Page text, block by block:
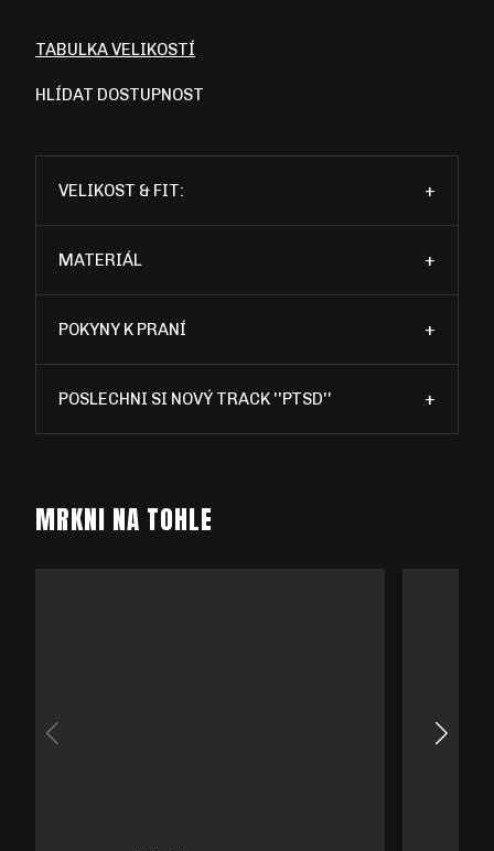
TABULKA VELIKOSTÍ
HLÍDAT DOSTUPNOST
VELIKOST & FIT: +
MATERIÁL +
POKYNY K PRANÍ +
POSLECHNI SI NOVÝ TRACK ''PTSD'' +